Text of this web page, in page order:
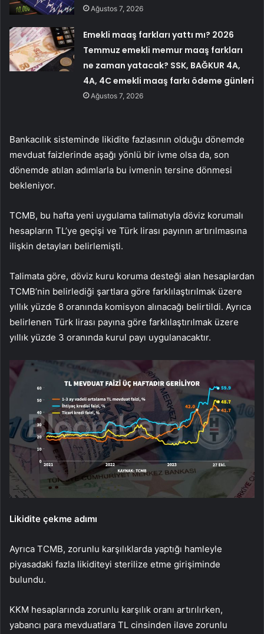
Ağustos 7, 2026
Emekli maaş farkları yattı mı? 2026
Temmuz emekli memur maaş farkları
ne zaman yatacak? SSK, BAĞKUR 4A,
4A, 4C emekli maaş farkı ödeme günleri
Ağustos 7, 2026
Bankacılık sisteminde likidite fazlasının olduğu dönemde
mevduat faizlerinde aşağı yönlü bir ivme olsa da, son
dönemde atılan adımlarla bu ivmenin tersine dönmesi
bekleniyor.
TCMB, bu hafta yeni uygulama talimatıyla döviz korumalı
hesapların TL’ye geçişi ve Türk lirası payının artırılmasına
ilişkin detayları belirlemişti.
Talimata göre, döviz kuru koruma desteği alan hesaplardan
TCMB’nin belirlediği şartlara göre farklılaştırılmak üzere
yıllık yüzde 8 oranında komisyon alınacağı belirtildi. Ayrıca
belirlenen Türk lirası payına göre farklılaştırılmak üzere
yıllık yüzde 3 oranında kurul payı uygulanacaktır.
Likidite çekme adımı
Ayrıca TCMB, zorunlu karşılıklarda yaptığı hamleyle
piyasadaki fazla likiditeyi sterilize etme girişiminde
bulundu.
KKM hesaplarında zorunlu karşılık oranı artırılırken,
yabancı para mevduatlara TL cinsinden ilave zorunlu